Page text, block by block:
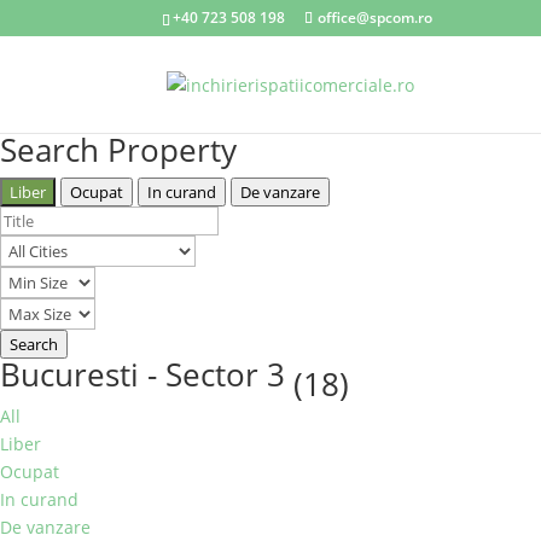
+40 723 508 198 office@spcom.ro
Search Property
Liber Ocupat In curand De vanzare
Search
Bucuresti - Sector 3 (18)
All
Liber
Ocupat
In curand
De vanzare